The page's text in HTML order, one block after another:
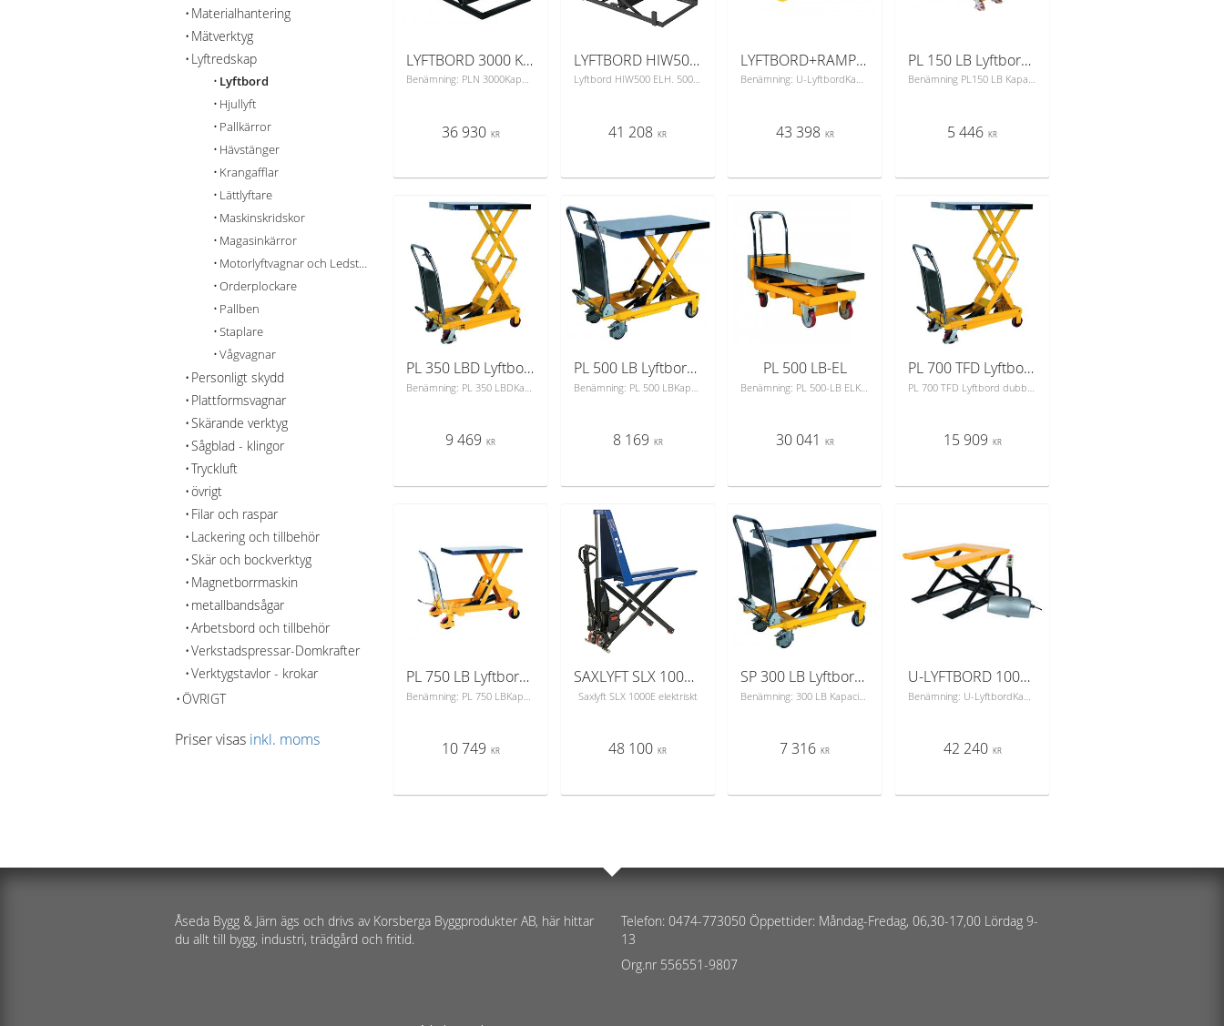
LYFTBORD 3000 KG 800 X 1300
36 930 KR
LYFTBORD HIW500 ELH.500KG
Lyftbord HIW500 ELH. 500 kg
41 208 KR
LYFTBORD+RAMP 1000 KG 1450x1140 Låg
43 398 KR
PL 150 LB Lyftbord m fotpump
5 446 KR
PL 350 LBD Lyftbord dubbelsax
9 469 KR
PL 500 LB Lyftbord m fotpump
8 169 KR
PL 500 LB-EL
30 041 KR
PL 700 TFD Lyftbord dubbelsax
15 909 KR
PL 750 LB Lyftbord m fotpump
10 749 KR
SAXLYFT SLX 1000E ELEKTRISK
Saxlyft SLX 1000E elektriskt
48 100 KR
SP 300 LB Lyftbord m fotpump
7 316 KR
U-LYFTBORD 1000 KG 1420 X 1140
42 240 KR
Materialhantering
Mätverktyg
Lyftredskap
Lyftbord
Hjullyft
Pallkärror
Hävstänger
Krangafflar
Lättlyftare
Maskinskridskor
Magasinkärror
Motorlyftvagnar och Ledstaplare
Orderplockare
Pallben
Staplare
Vågvagnar
Personligt skydd
Plattformsvagnar
Skärande verktyg
Sågblad - klingor
Tryckluft
övrigt
Filar och raspar
Lackering och tillbehör
Skär och bockverktyg
Magnetborrmaskin
metallbandsågar
Arbetsbord och tillbehör
Verkstadspressar-Domkrafter
Verktygstavlor - krokar
ÖVRIGT
Priser visas inkl. moms
Åseda Bygg & Järn ägs och drivs av Korsberga Byggprodukter AB, här hittar
du allt till bygg, industri, trädgård och fritid.
Telefon: 0474-773050 Öppettider: Måndag-Fredag, 06,30-17,00 Lördag 9-
13
Org.nr 556551-9807